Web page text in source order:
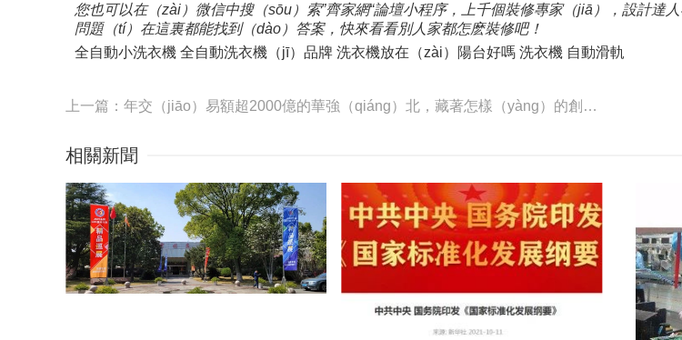
您也可以在（zài）微信中搜（sōu）索”齊家網“論壇小程序，上千個裝修專家（jiā），設計
問題（tí）在這裏都能找到（dào）答案，快來看看別人家都怎麽裝修吧！
全自動小洗衣機 全自動洗衣機（jī）品牌 洗衣機放在（zài）陽台好嗎 洗衣機 自動滑軌
上一篇：年交（jiāo）易額超2000億的華強（qiáng）北，藏著怎樣（yàng）的創客教育經？
相關新聞